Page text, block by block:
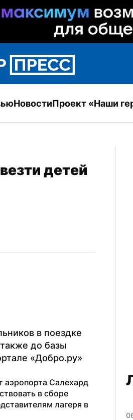
НовостиПроект «Наши
детей
в поездке
до базы
«Добро.ру»
Салехард
в сборе
лагеря в